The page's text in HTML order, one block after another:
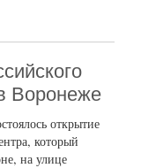
Воронеже
открытие
который
на улице